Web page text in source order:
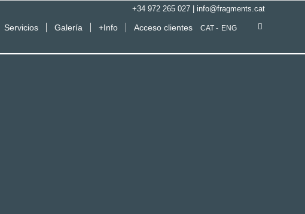
+34 972 265 027 info@fragments.cat
Servicios Galería +Info Acceso clientes CAT ENG